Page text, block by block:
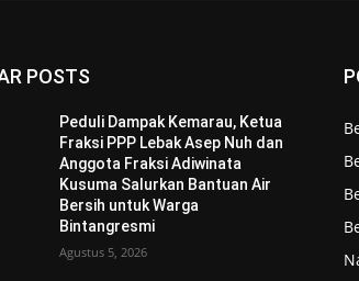
POSTS
Peduli Dampak Kemarau, Ketua
Fraksi PPP Lebak Asep Nuh dan
Anggota Fraksi Adiwinata
Kusuma Salurkan Bantuan Air
Bersih untuk Warga
Bintangresmi
Agustus 5, 2026